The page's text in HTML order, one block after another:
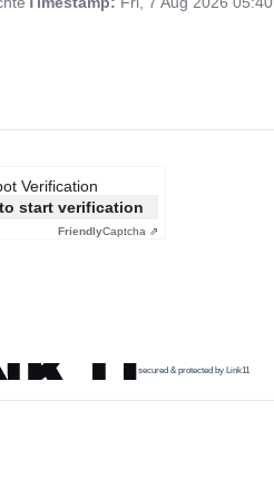
Verification
start verification
FriendlyCaptcha ⇗
secured & protected by Link11